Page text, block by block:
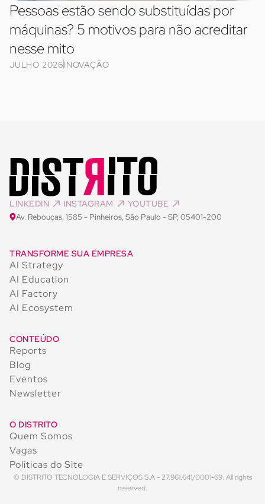
Pessoas estão sendo substituídas por
máquinas? 5 motivos para não acreditar
nesse mito
JULHO 2026INOVAÇÃO
LINKEDIN INSTAGRAM YOUTUBE
Av. Rebouças, 1585 - Pinheiros, São Paulo - SP, 05401-200
TRANSFORME SUA EMPRESA
AI Strategy
AI Education
AI Factory
AI Ecosystem
CONTEÚDO
Reports
Blog
Eventos
Newsletter
O DISTRITO
Quem Somos
Vagas
Políticas do Site
© DISTRITO TECNOLOGIA E SERVIÇOS S.A - 27.961.641/0001-69. All rights
reserved.